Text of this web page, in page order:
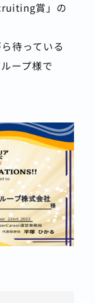
賞」の
待っている
ープ様で